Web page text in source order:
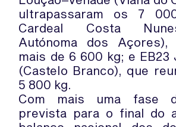
ultrapassaram os 7
Cardeal Costa
Autónoma dos Açores),
mais de 6 600 kg; e EB23
(Castelo Branco), que
5 800 kg.
Com mais uma fase
prevista para o final do